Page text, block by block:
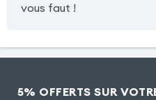
vous faut !
5% OFFERTS SUR